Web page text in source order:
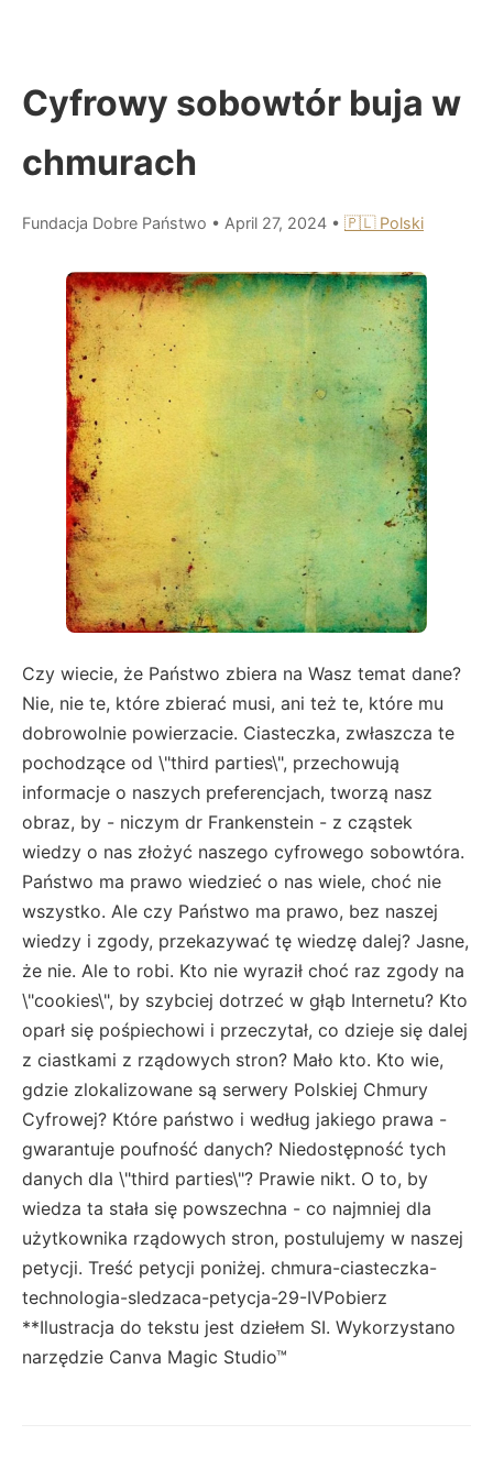
Cyfrowy sobowtór buja w
chmurach
Fundacja Dobre Państwo • April 27, 2024 • 🇵🇱 Polski
Czy wiecie, że Państwo zbiera na Wasz temat dane?
Nie, nie te, które zbierać musi, ani też te, które mu
dobrowolnie powierzacie. Ciasteczka, zwłaszcza te
pochodzące od \"third parties\", przechowują
informacje o naszych preferencjach, tworzą nasz
obraz, by - niczym dr Frankenstein - z cząstek
wiedzy o nas złożyć naszego cyfrowego sobowtóra.
Państwo ma prawo wiedzieć o nas wiele, choć nie
wszystko. Ale czy Państwo ma prawo, bez naszej
wiedzy i zgody, przekazywać tę wiedzę dalej? Jasne,
że nie. Ale to robi. Kto nie wyraził choć raz zgody na
\"cookies\", by szybciej dotrzeć w głąb Internetu? Kto
oparł się pośpiechowi i przeczytał, co dzieje się dalej
z ciastkami z rządowych stron? Mało kto. Kto wie,
gdzie zlokalizowane są serwery Polskiej Chmury
Cyfrowej? Które państwo i według jakiego prawa -
gwarantuje poufność danych? Niedostępność tych
danych dla \"third parties\"? Prawie nikt. O to, by
wiedza ta stała się powszechna - co najmniej dla
użytkownika rządowych stron, postulujemy w naszej
petycji. Treść petycji poniżej. chmura-ciasteczka-
technologia-sledzaca-petycja-29-IVPobierz
**Ilustracja do tekstu jest dziełem SI. Wykorzystano
narzędzie Canva Magic Studio™